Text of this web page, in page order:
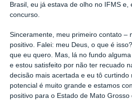
Brasil, eu já estava de olho no IFMS e,
concurso.
Sinceramente, meu primeiro contato –
positivo. Falei: meu Deus, o que é
que eu quero. Mas, lá no fundo
e estou satisfeito por não ter recuado
decisão mais acertada e eu tô curtindo
potencial é muito grande e estamos
positivo para o Estado de Mato Grosso